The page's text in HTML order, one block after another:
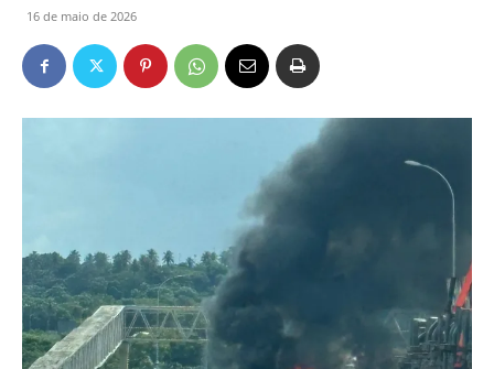
16 de maio de 2026